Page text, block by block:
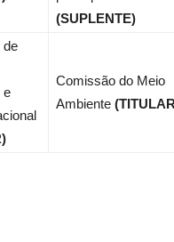
(SUPLENTE)
de
e
Comissão do Meio
Ambiente